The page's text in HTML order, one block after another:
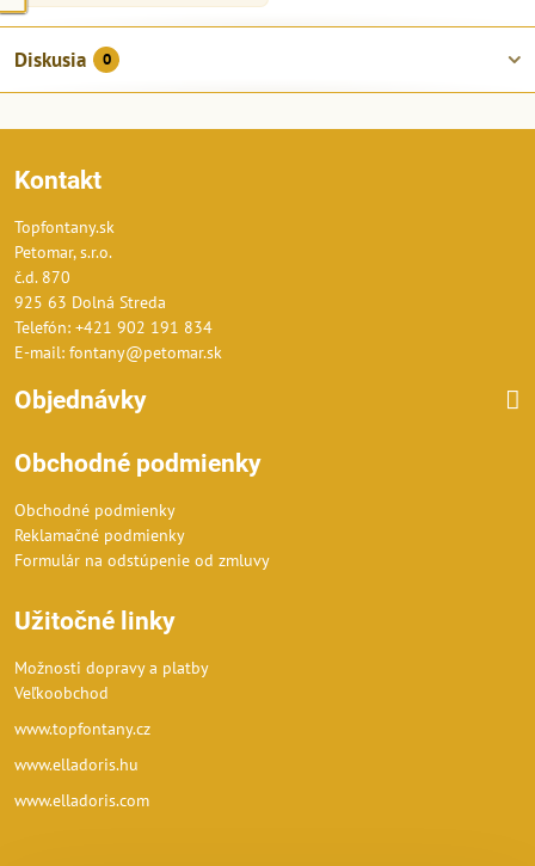
Diskusia 0
Kontakt
Topfontany.sk
Petomar, s.r.o.
č.d. 870
925 63 Dolná Streda
Telefón: +421 902 191 834
E-mail: fontany@petomar.sk
Objednávky
Obchodné podmienky
Obchodné podmienky
Reklamačné podmienky
Formulár na odstúpenie od zmluvy
Užitočné linky
Možnosti dopravy a platby
Veľkoobchod
www.topfontany.cz
www.elladoris.hu
www.elladoris.com